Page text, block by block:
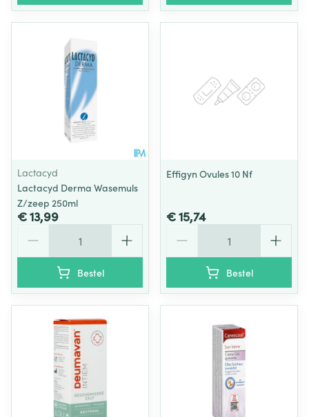
Lactacyd
Lactacyd Derma Wasemuls
Z/zeep 250ml
€ 13,99
Bestel
Effigyn Ovules 10 Nf
€ 15,74
Bestel